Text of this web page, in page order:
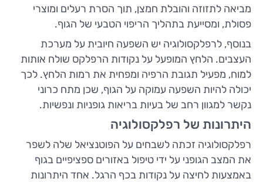
מביאה לתזוזה והובלת חמצן, תוך הסרת רעלים ומוצרי
פסולת, ומסייעת בתהליך הריפוי הטבעי של הגוף.
בנוסף, לרפלקסולוגיה יש השפעה חיובית על מערכת
העצבים. הלחץ המופעל על נקודות הרפלקס שולח אותות
למוח, מפעיל תגובת הרפיה ומפחית את רמות הלחץ. לכך
יכולה להיות השפעה עמוקה על הגוף, שכן מתח כרוני
נקשר למגוון רחב של בעיות בריאות גופניות ונפשיות.
היתרונות של רפלקסולוגיה
רפלקסולוגיה זכתה לשבחים על הפוטנציאל שלה לשפר
את המצב הגופני על ידי טיפול באזורים ספציפיים בגוף
באמצעות לחיצה על נקודות בכף הרגל. אחד היתרונות